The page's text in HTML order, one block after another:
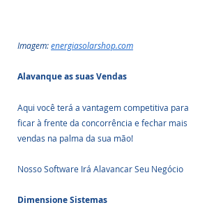
Imagem: energiasolarshop.com
Alavanque as suas Vendas
Aqui você terá a vantagem competitiva para
ficar à frente da concorrência e fechar mais
vendas na palma da sua mão!
Nosso Software Irá Alavancar Seu Negócio
Dimensione Sistemas